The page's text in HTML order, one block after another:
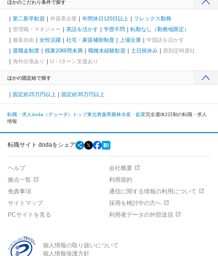
ほかのこだわり条件で探す
第二新卒歓迎 外資系企業 年間休日120日以上
フレックス勤務
管理職・マネジャー
英語を活かす 学歴不問
転勤なし（勤務地限定）
服装自由
女性活躍 社宅・家賃補助制度 上場企業
中国語を活かす
退職金制度
残業20時間未満 職種未経験歓迎 土日祝休み
原則定時退社
海外出張あり
U・Iターン支援あり
ほかの固定給で探す
固定給25万円以上 固定給35万円以上
転職・求人doda（デューダ）トップ東北青森県農林水産・鉱業完全週休2日制の転職・求人
情報
転職サイト dodaをシェア
ヘルプ
会社概要
拠点一覧
利用規約
免責事項
通信に関する情報の利用について
サイトマップ
採用を検討中の方へ
PCサイトを見る
利用者データの外部送信
個人情報の取り扱いについて
個人情報保護方針